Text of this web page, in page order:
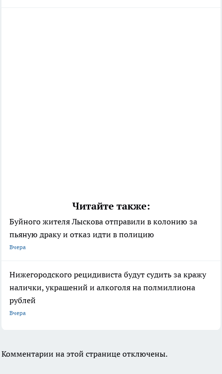
Читайте также:
Буйного жителя Лыскова отправили в колонию за
пьяную драку и отказ идти в полицию
Вчера
Нижегородского рецидивиста будут судить за кражу
налички, украшений и алкоголя на полмиллиона
рублей
Вчера
Комментарии на этой странице отключены.